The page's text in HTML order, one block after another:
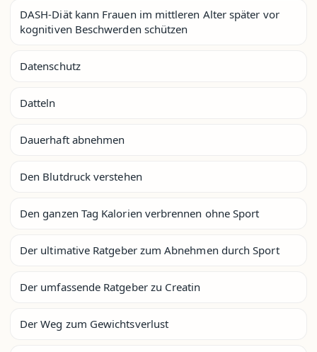
DASH-Diät kann Frauen im mittleren Alter später vor
kognitiven Beschwerden schützen
Datenschutz
Datteln
Dauerhaft abnehmen
Den Blutdruck verstehen
Den ganzen Tag Kalorien verbrennen ohne Sport
Der ultimative Ratgeber zum Abnehmen durch Sport
Der umfassende Ratgeber zu Creatin
Der Weg zum Gewichtsverlust